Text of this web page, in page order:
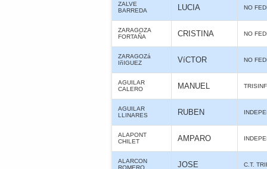
ZALVE
BARREDA
LUCIA NO
ZARAGOZA
FORTAÑA
CRISTINA NO
ZARAGOZá
IñIGUEZ
VíCTOR NO
AGUILAR
CALERO
MANUEL
AGUILAR
LLINARES
RUBEN
ALAPONT
CHILET
AMPARO
ALARCON
ROMERO
JOSE C.T.